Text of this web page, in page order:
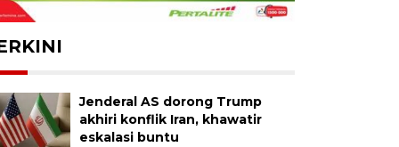
Jenderal AS dorong Trump
akhiri konflik Iran, khawatir
eskalasi buntu